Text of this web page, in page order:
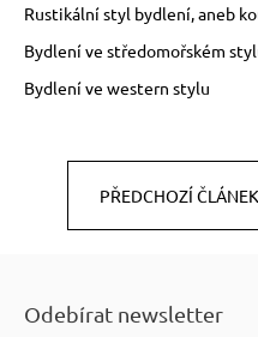
Rustikální styl bydlení, aneb
Bydlení ve středomořském
Bydlení ve western stylu
PŘEDCHOZÍ ČLÁNEK
Odebírat newsletter